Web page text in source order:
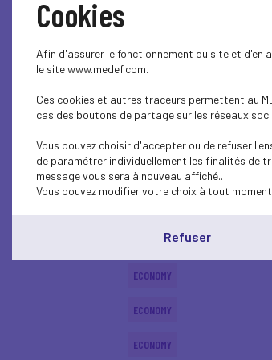
ECONOMY
ECONOMY
ECONOMY
ECONOMY
ECONOMY
ECONOMY
ECONOMY
Cookies
Afin d'assurer le fonctionnement du site et d'en
le site www.medef.com.
Ces cookies et autres traceurs permettent au
cas des boutons de partage sur les réseaux
Vous pouvez choisir d'accepter ou de refuser
de paramétrer individuellement les finalités de
message vous sera à nouveau affiché..
Vous pouvez modifier votre choix à tout
Refuser